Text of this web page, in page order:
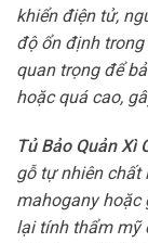
khiển điện tử,
độ ổn định trong
quan trọng để
hoặc quá cao,
Tủ Bảo Quản Xì
gỗ tự nhiên chất
mahogany hoặc
lại tính thẩm mỹ